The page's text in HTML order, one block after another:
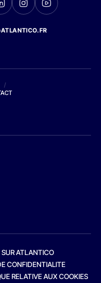
/
ATLANTICO
CONFIDENTIALITE
RELATIVE AUX COOKIES